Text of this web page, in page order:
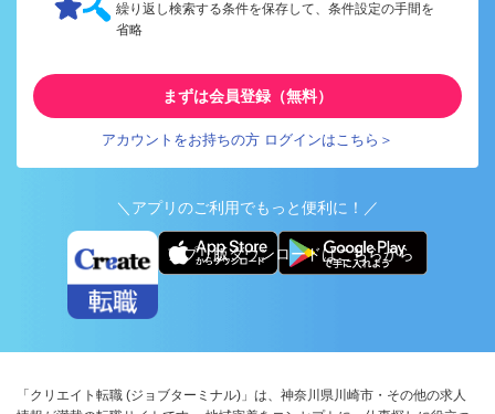
繰り返し検索する条件を保存して、条件設定の手間を
省略
まずは会員登録（無料）
アカウントをお持ちの方 ログインはこちら＞
＼アプリのご利用でもっと便利に！／
アプリ版ダウンロードはこちらから
「クリエイト転職 (ジョブターミナル)」は、神奈川県川崎市・その他の求人